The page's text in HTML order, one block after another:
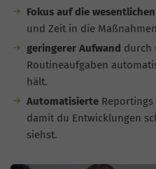
Fokus auf die
und Zeit in die
geringerer Aufwand durch
Routineaufgaben
hält.
AutomatisierteReportings
damit du Entwicklungen
siehst.